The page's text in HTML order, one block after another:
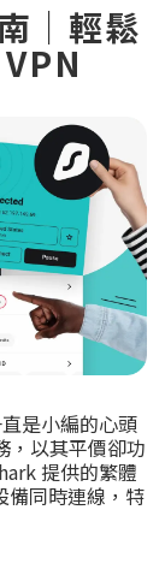
｜輕鬆
是小編的心頭
，以其平價卻功
提供的繁體
備同時連線，特